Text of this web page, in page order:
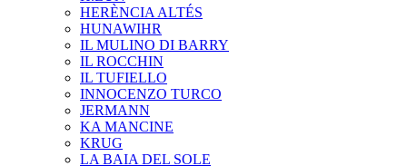
HERÈNCIA ALTÉS
HUNAWIHR
IL MULINO DI BARRY
IL ROCCHIN
IL TUFIELLO
INNOCENZO TURCO
JERMANN
KA MANCINE
KRUG
LA BAIA DEL SOLE